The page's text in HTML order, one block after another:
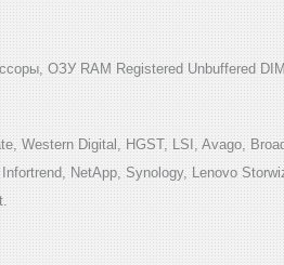
ОЗУ RAM Registered Unbuffered
Western Digital, HGST, LSI, Avago,
NetApp, Synology, Lenovo